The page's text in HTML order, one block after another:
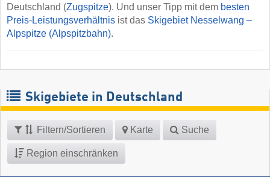
Deutschland (Zugspitze). Und unser Tipp mit dem besten
Preis-Leistungsverhältnis ist das Skigebiet Nesselwang –
Alpspitze (Alpspitzbahn).
Skigebiete in Deutschland
Filtern/Sortieren Karte Suche
Region einschränken